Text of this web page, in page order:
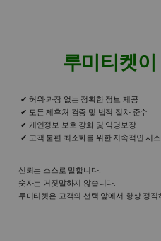
루미티켓
허위·과장 없는 정확한 정보 제공
모든 제휴처 검증 및 법적 절차 준수
개인정보 보호 강화 및 익명보장
고객 불편 최소화를 위한 지속적인 시
신뢰는 스스로 말합니다.
숫자는 거짓말하지 않습니다.
루미티켓은 고객의 선택 앞에서 항상 정직